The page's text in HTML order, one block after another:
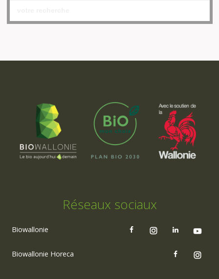
Réseaux sociaux
Biowallonie
Biowallonie Horeca